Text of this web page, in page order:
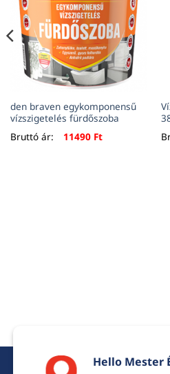
den braven egykomponensű
vízszigetelés fürdőszoba
Bruttó ár:
11490 Ft
Hello Mester